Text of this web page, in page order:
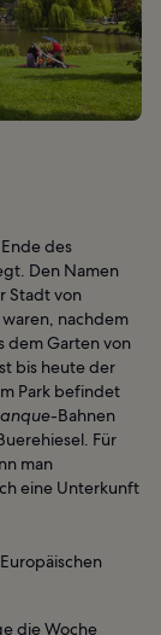
des
Den Namen
Stadt von
nachdem
dem Garten von
bis heute der
Park befindet
-Bahnen
Für
man
eine Unterkunft
die Woche